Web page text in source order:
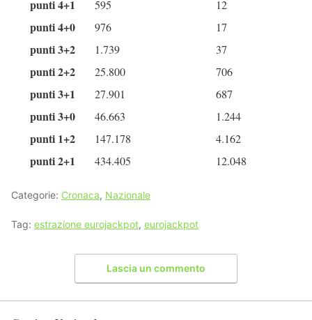
punti 4+1 595 12
punti 4+0 976 17
punti 3+2 1.739 37
punti 2+2 25.800 706
punti 3+1 27.901 687
punti 3+0 46.663 1.244
punti 1+2 147.178 4.162
punti 2+1 434.405 12.048
Categorie: Cronaca, Nazionale
Tag: estrazione eurojackpot, eurojackpot
Lascia un commento